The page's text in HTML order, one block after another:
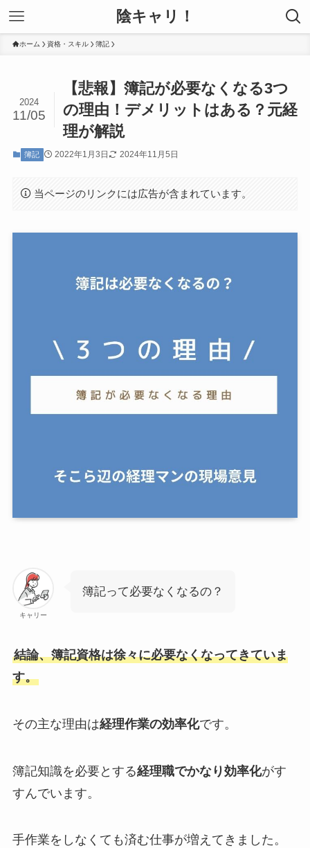
陰キャリ！
ホーム 資格・スキル 簿記
【悲報】簿記が必要なくなる3つ
の理由！デメリットはある？元経
理が解説
2024
11/05
簿記 2022年1月3日 2024年11月5日
当ページのリンクには広告が含まれています。
キャリー
簿記って必要なくなるの？
結論、簿記資格は徐々に必要なくなってきていま
す。
その主な理由は経理作業の効率化です。
簿記知識を必要とする経理職でかなり効率化がす
すんでいます。
手作業をしなくても済む仕事が増えてきました。